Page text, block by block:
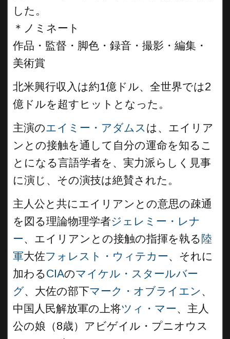
した。
＊ノミネート
作品・監督・脚色・録音・撮影・編集・
美術賞
北米興行収入は約1億ドル、全世界では2
億ドルを超すヒットとなった。
主演のエイミー・アダムス は、エイリア
ンとの接触を通して自分の運命を知るこ
とになる言語学者を、実力派らしく見事
に演じ、その演技は絶賛された。
主人公と共にエイリアンとの意思の疎通
を図る理論物理学者ジェレミー・レナ
ー、エイリアンとの接触の指揮を執る 陸
軍大佐フォレスト・ウィテカー、それに
加わるCIAのマイケル・スタールバー
グ、大佐の部下マーク・オブライエン 、
中国人民解放軍の上将ツィ・マー、主人
公の娘（8歳）アビゲイル・プニオウス